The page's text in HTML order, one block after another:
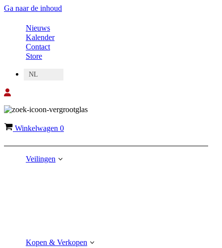
Ga naar de inhoud
Nieuws
Kalender
Contact
Store
NL
Winkelwagen 0
Veilingen
Kopen & Verkopen